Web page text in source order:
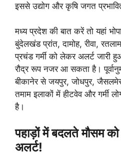
इससे उद्योग और कृषि जगत
मध्य प्रदेश की बात करें तो यहां
बुंदेलखंड प्रांत, दामोह, रीवा,
प्रचंड गर्मी को लेकर अलर्ट जारी
रौद्र रूप नजर आ सकता है।
बीकानेर से जयपुर, जोधपुर,
तमाम इलाकों में हीटवेव और गर्मी
है।
पहाड़ों में बदलते मौसम
अलर्ट!